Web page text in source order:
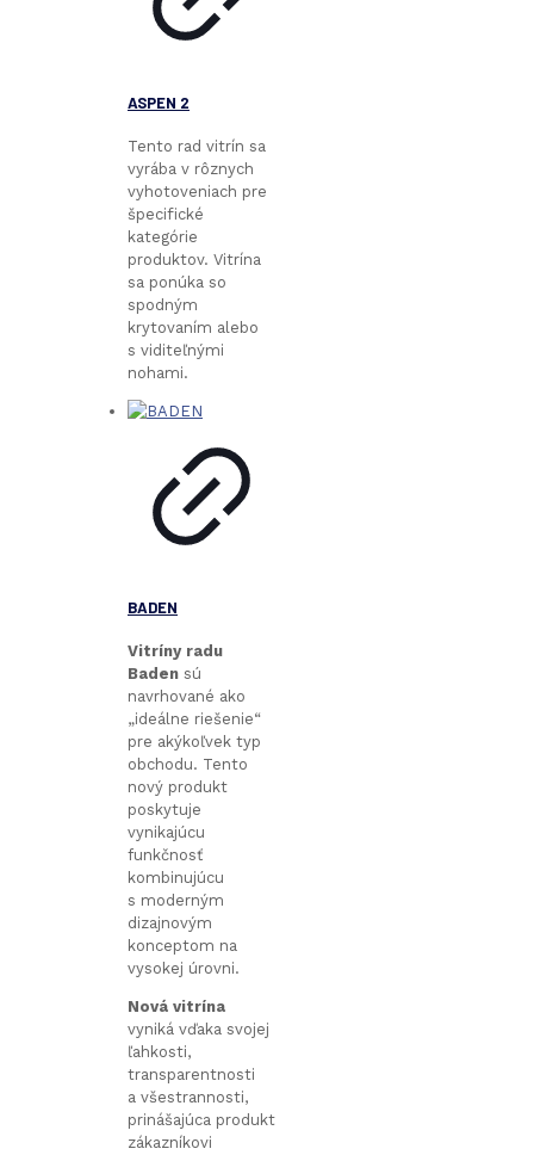
ASPEN 2
Tento rad vitrín sa
vyrába v rôznych
vyhotoveniach pre
špecifické
kategórie
produktov. Vitrína
sa ponúka so
spodným
krytovaním alebo
s viditeľnými
nohami.
BADEN
Vitríny radu
Baden sú
navrhované ako
„ideálne riešenie“
pre akýkoľvek typ
obchodu. Tento
nový produkt
poskytuje
vynikajúcu
funkčnosť
kombinujúcu
s moderným
dizajnovým
konceptom na
vysokej úrovni.
Nová vitrína
vyniká vďaka svojej
ľahkosti,
transparentnosti
a všestrannosti,
prinášajúca produkt
zákazníkovi